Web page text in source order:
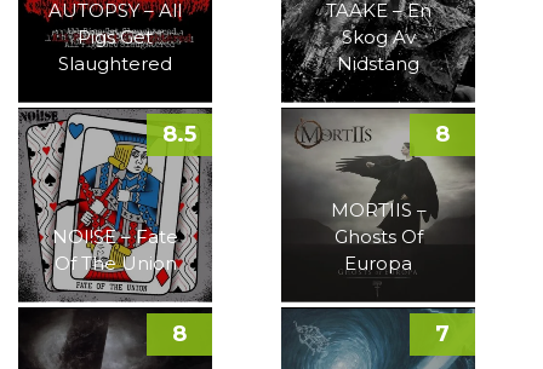
AUTOPSY – All
Pigs Get
Slaughtered
TAAKE – En
Skog Av
Nidstang
NOI!SE – Fate
Of The Union
8.5
MORTIIS –
Ghosts Of
Europa
8
8 7